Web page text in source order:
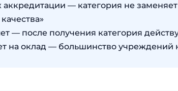
аккредитации — категория не
— после получения категория
на оклад — большинство учреждений